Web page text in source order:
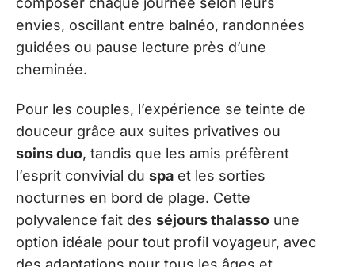
envies, oscillant entre balnéo, randonnées
guidées ou pause lecture près d’une
cheminée.
Pour les couples, l’expérience se teinte de
douceur grâce aux suites privatives ou
soins duo, tandis que les amis préfèrent
l’esprit convivial du spa et les sorties
nocturnes en bord de plage. Cette
polyvalence fait des séjours thalasso une
option idéale pour tout profil voyageur, avec